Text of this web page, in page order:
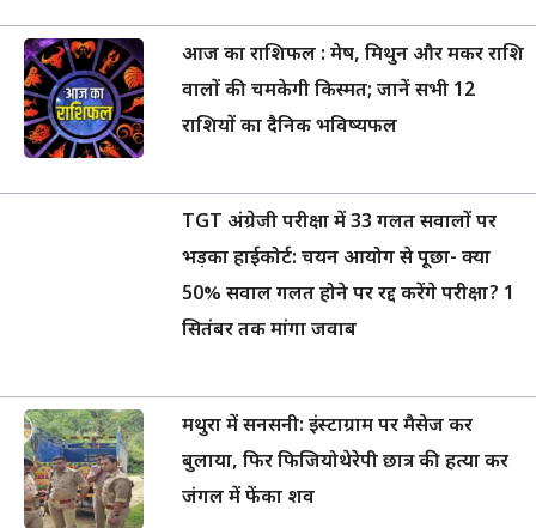
आज का राशिफल : मेष, मिथुन और मकर राशि
वालों की चमकेगी किस्मत; जानें सभी 12
राशियों का दैनिक भविष्यफल
TGT अंग्रेजी परीक्षा में 33 गलत सवालों पर
भड़का हाईकोर्ट: चयन आयोग से पूछा- क्या
50% सवाल गलत होने पर रद्द करेंगे परीक्षा? 1
सितंबर तक मांगा जवाब
मथुरा में सनसनी: इंस्टाग्राम पर मैसेज कर
बुलाया, फिर फिजियोथेरेपी छात्र की हत्या कर
जंगल में फेंका शव